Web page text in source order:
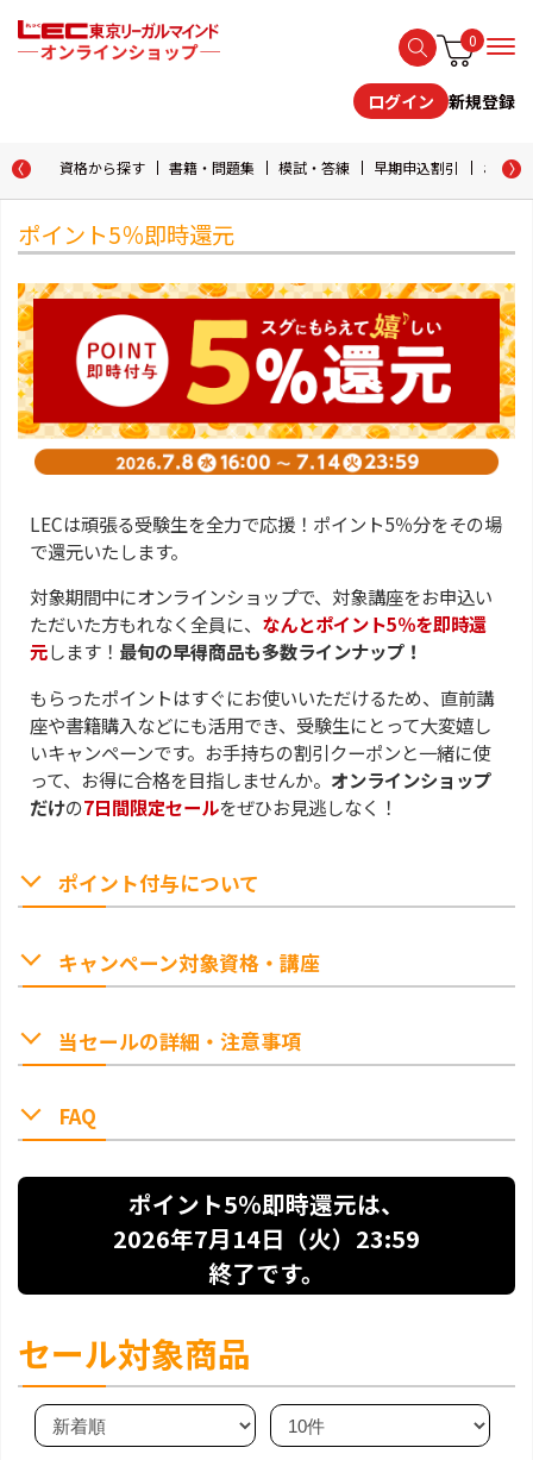
0
ログイン 新規登録
資格から探す 書籍・問題集 模試・答練 早期申込割引 おため
ポイント5％即時還元
LECは頑張る受験生を全力で応援！ポイント5％分をその場
で還元いたします。
対象期間中にオンラインショップで、対象講座をお申込い
ただいた方もれなく全員に、 なんとポイント5％を即時還
元します！ 最旬の早得商品も多数ラインナップ！
もらったポイントはすぐにお使いいただけるため、直前講
座や書籍購入などにも活用でき、受験生にとって大変嬉し
いキャンペーンです。お手持ちの割引クーポンと一緒に使
って、お得に合格を目指しませんか。 オンラインショップ
だけの7日間限定セールをぜひお見逃しなく！
ポイント付与について
キャンペーン対象資格・講座
当セールの詳細・注意事項
FAQ
ポイント5％即時還元は、
2026年7月14日（火）23:59
終了です。
セール対象商品